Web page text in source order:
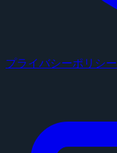
プライバシーポリシー